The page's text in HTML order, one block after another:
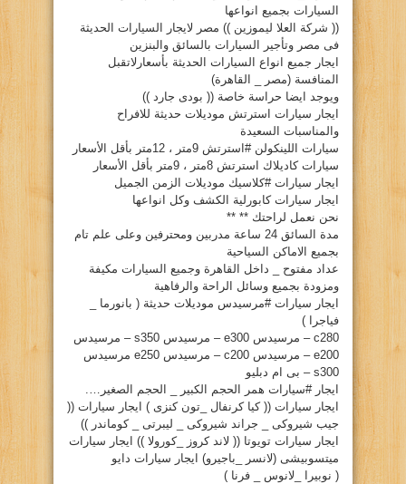
السيارات بجميع انواعها
(( شركة العلا ليموزين )) مصر لايجار السيارات الحديثة
فى مصر وتأجير السيارات بالسائق والبنزين
ايجار جميع انواع السيارات الحديثة بأسعارلاتقبل
المنافسة (مصر _ القاهرة)
ويوجد ايضا حراسة خاصة (( بودى جارد ))
ايجار سيارات استرتش موديلات حديثة للافراح
والمناسبات السعيدة
سيارات اللينكولن #استرتش 9متر ، 12متر بأقل الأسعار
سيارات كاديلاك استرتش 8متر ، 9متر بأقل الأسعار
ايجار سيارات #كلاسيك موديلات الزمن الجميل
ايجار سيارات كابورلية الكشف وكل انواعها
نحن نعمل لراحتك ** **
مدة السائق 24 ساعة مدربين ومحترفين وعلى علم تام
بجميع الاماكن السياحية
عداد مفتوح _ داخل القاهرة وجميع السيارات مكيفة
ومزودة بجميع وسائل الراحة والرفاهية
ايجار سيارات #مرسيدس موديلات حديثة ( بانورما _
فياجرا )
c280 – مرسيدس e300 – مرسيدس s350 – مرسيدس
e200 – مرسيدس c200 – مرسيدس e250 مرسيدس
s300 – بى ام دبليو
ايجار #سيارات همر الحجم الكبير _ الحجم الصغير….
ايجار سيارات (( كيا كرنفال _تون كنزى ) ايجار سيارات ((
جيب شيروكى _ جراند شيروكى _ ليبرتى _ كوماندر ))
ايجار سيارات تويوتا (( لاند كروز _كورولا )) ايجار سيارات
ميتسوبيشى (لانسر _باجيرو) ايجار سيارات دايو
( نوبيرا _لانوس _ فرنا )